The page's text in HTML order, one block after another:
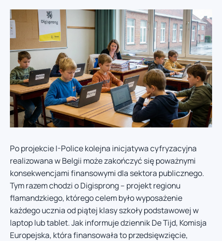
Po projekcie I-Police kolejna inicjatywa cyfryzacyjna
realizowana w Belgii może zakończyć się poważnymi
konsekwencjami finansowymi dla sektora publicznego.
Tym razem chodzi o Digisprong – projekt regionu
flamandzkiego, którego celem było wyposażenie
każdego ucznia od piątej klasy szkoły podstawowej w
laptop lub tablet. Jak informuje dziennik De Tijd, Komisja
Europejska, która finansowała to przedsięwzięcie,